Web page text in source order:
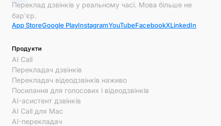
Переклад дзвінків у реальному часі. Мова більше не
бар'єр.
App StoreGoogle PlayInstagramYouTubeFacebookXLinkedIn
Продукти
AI Call
Перекладач дзвінків
Перекладач відеодзвінків наживо
Посилання для голосових і відеодзвінків
AI-асистент дзвінків
AI Call для Mac
AI-перекладач